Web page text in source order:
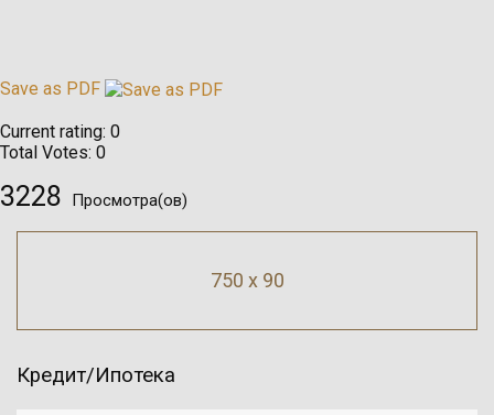
Save as PDF
Current rating: 0
Total Votes: 0
3228 Просмотра(ов)
750 x 90
Кредит/Ипотека